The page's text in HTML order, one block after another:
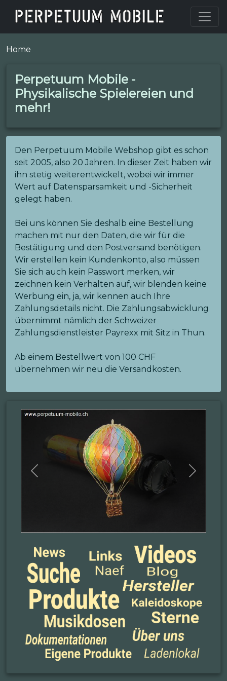
Home
Perpetuum Mobile -
Physikalische Spielereien und
mehr!
Den Perpetuum Mobile Webshop gibt es schon
seit 2005, also 20 Jahren. In dieser Zeit haben wir
ihn stetig weiterentwickelt, wobei wir immer
Wert auf Datensparsamkeit und -Sicherheit
gelegt haben.
Bei uns können Sie deshalb eine Bestellung
machen mit nur den Daten, die wir für die
Bestätigung und den Postversand benötigen.
Wir erstellen kein Kundenkonto, also müssen
Sie sich auch kein Passwort merken, wir
zeichnen kein Verhalten auf, wir blenden keine
Werbung ein, ja, wir kennen auch Ihre
Zahlungsdetails nicht. Die Zahlungsabwicklung
übernimmt nämlich der Schweizer
Zahlungsdienstleister Payrexx mit Sitz in Thun.
Ab einem Bestellwert von 100 CHF
übernehmen wir neu die Versandkosten.
Previous Next